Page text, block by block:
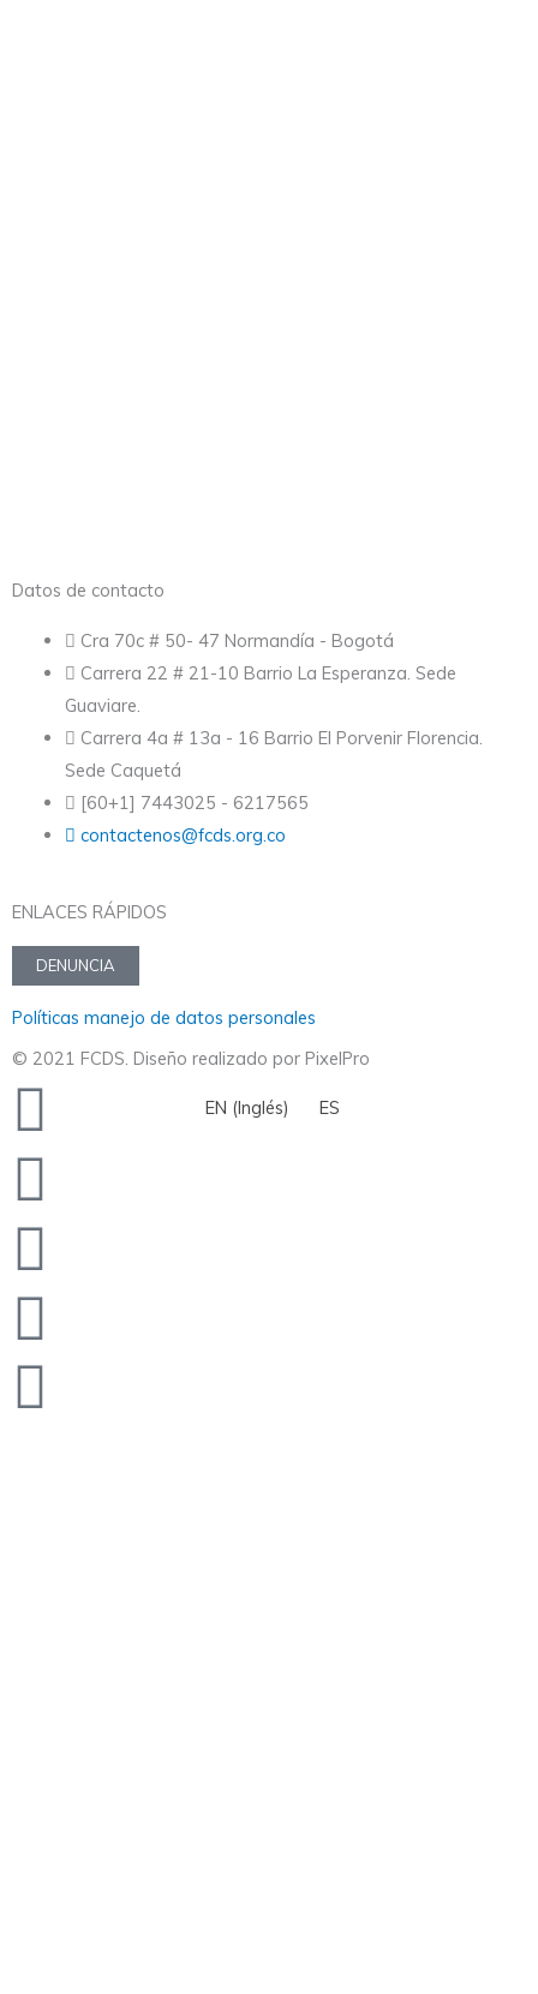
Datos de contacto
Cra 70c # 50- 47 Normandía - Bogotá
Carrera 22 # 21-10 Barrio La Esperanza. Sede
Guaviare.
Carrera 4a # 13a - 16 Barrio El Porvenir Florencia.
Sede Caquetá
[60+1] 7443025 - 6217565
contactenos@fcds.org.co
ENLACES RÁPIDOS
DENUNCIA
Políticas manejo de datos personales
© 2021 FCDS. Diseño realizado por PixelPro
Twitter
Facebook
Youtube
Instagram
Envelope
EN (Inglés) ES